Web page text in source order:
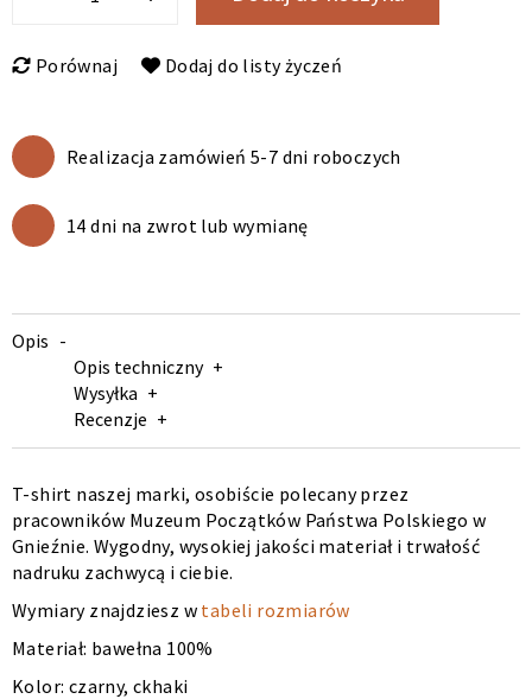
Porównaj Dodaj do listy życzeń
Realizacja zamówień 5-7 dni roboczych
14 dni na zwrot lub wymianę
Opis
Opis techniczny
Wysyłka
Recenzje
T-shirt naszej marki, osobiście polecany przez
pracowników Muzeum Początków Państwa Polskiego w
Gnieźnie. Wygodny, wysokiej jakości materiał i trwałość
nadruku zachwycą i ciebie.
Wymiary znajdziesz w tabeli rozmiarów
Materiał: bawełna 100%
Kolor: czarny, ckhaki